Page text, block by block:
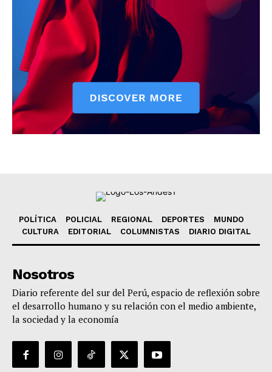
POLÍTICA POLICIAL REGIONAL DEPORTES
MUNDO
CULTURA
EDITORIAL COLUMNISTAS DIARIO DIGITAL
Nosotros
Diario referente del sur del Perú, espacio de reflexión sobre
el desarrollo humano y su relación con el medio ambiente,
la sociedad y la economía